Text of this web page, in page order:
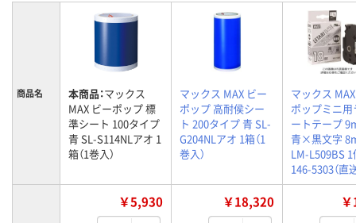
商品名 本商品：マックス
MAX ビーポップ 標
準シート 100タイプ
青 SL-S114NLアオ 1
箱（1巻入）
マックス MAX ビー
ポップ 高耐侯シー
ト 200タイプ 青 SL-
G204NLアオ 1箱（1
巻入）
マックス
ポップミニ
ートテープ
青×黒文字
LM-L509BS 1
146-5303（直
￥5,930 ￥18,320